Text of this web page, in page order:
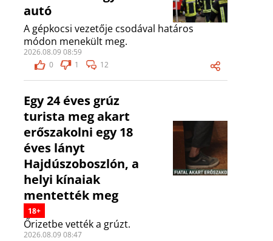
autó
A gépkocsi vezetője csodával határos
módon menekült meg.
2026.08.09 08:59
0
1 12
Egy 24 éves grúz
turista meg akart
erőszakolni egy 18
éves lányt
Hajdúszoboszlón, a
helyi kínaiak
mentették meg
18+
Őrizetbe vették a grúzt.
2026.08.09 08:47